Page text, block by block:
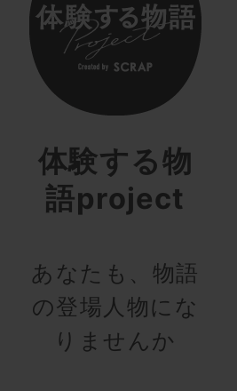
体験する物
語project
あなたも、物語
の登場人物にな
りませんか